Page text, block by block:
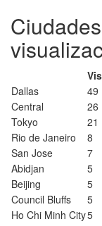
Dallas
49
Central
26
Tokyo
21
Rio de Janeiro
8
San Jose
7
Abidjan
5
Beijing
5
Council Bluffs
5
Ho Chi Minh City5